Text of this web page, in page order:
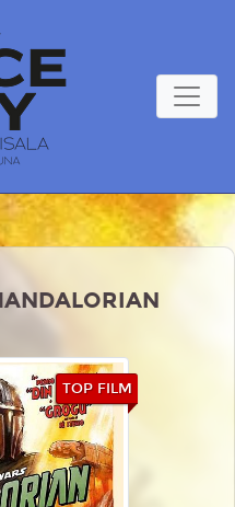
TOP FILM